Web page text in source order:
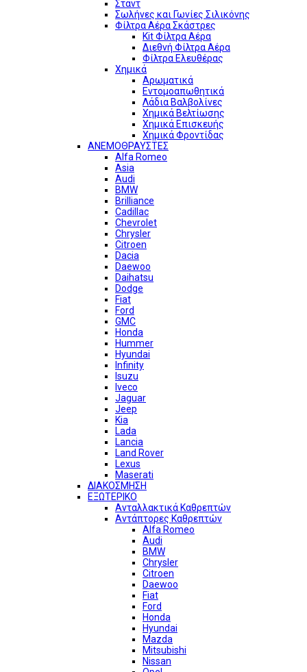
Σταντ
Σωλήνες και Γωνίες Σιλικόνης
Φίλτρα Αέρα Σκάστρες
Kit Φίλτρα Αέρα
Διεθνή Φίλτρα Αέρα
Φίλτρα Ελευθέρας
Χημικά
Αρωματικά
Εντομοαπωθητικά
Λάδια Βαλβολίνες
Χημικά Βελτίωσης
Χημικά Επισκευής
Χημικά Φροντίδας
ΑΝΕΜΟΘΡΑΥΣΤΕΣ
Alfa Romeo
Asia
Audi
BMW
Brilliance
Cadillac
Chevrolet
Chrysler
Citroen
Dacia
Daewoo
Daihatsu
Dodge
Fiat
Ford
GMC
Honda
Hummer
Hyundai
Infinity
Isuzu
Iveco
Jaguar
Jeep
Kia
Lada
Lancia
Land Rover
Lexus
Maserati
ΔΙΑΚΟΣΜΗΣΗ
ΕΞΩΤΕΡΙΚΟ
Ανταλλακτικά Καθρεπτών
Αντάπτορες Καθρεπτών
Alfa Romeo
Audi
BMW
Chrysler
Citroen
Daewoo
Fiat
Ford
Honda
Hyundai
Mazda
Mitsubishi
Nissan